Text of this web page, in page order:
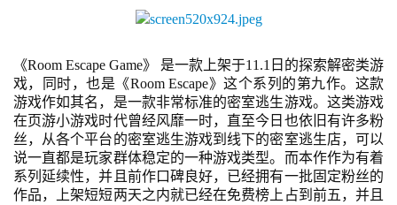
机
游
戏
休
闲
游
《Room Escape Game》 是一款上架于11.1日的探索解密类游
戏，同时，也是《Room Escape》这个系列的第九作。这款
游戏作如其名，是一款非常标准的密室逃生游戏。这类游戏
在页游小游戏时代曾经风靡一时，直至今日也依旧有许多粉
丝，从各个平台的密室逃生游戏到线下的密室逃生店，可以
说一直都是玩家群体稳定的一种游戏类型。而本作作为有着
系列延续性，并且前作口碑良好，已经拥有一批固定粉丝的
作品，上架短短两天之内就已经在免费榜上占到前五，并且